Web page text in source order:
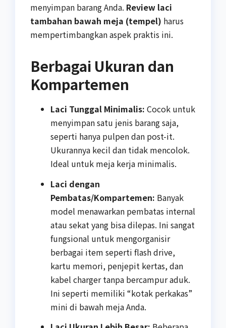
menyimpan barang Anda. Review laci
tambahan bawah meja (tempel) harus
mempertimbangkan aspek praktis ini.
Berbagai Ukuran dan
Kompartemen
Laci Tunggal Minimalis: Cocok untuk
menyimpan satu jenis barang saja,
seperti hanya pulpen dan post-it.
Ukurannya kecil dan tidak mencolok.
Ideal untuk meja kerja minimalis.
Laci dengan
Pembatas/Kompartemen: Banyak
model menawarkan pembatas internal
atau sekat yang bisa dilepas. Ini sangat
fungsional untuk mengorganisir
berbagai item seperti flash drive,
kartu memori, penjepit kertas, dan
kabel charger tanpa bercampur aduk.
Ini seperti memiliki “kotak perkakas”
mini di bawah meja Anda.